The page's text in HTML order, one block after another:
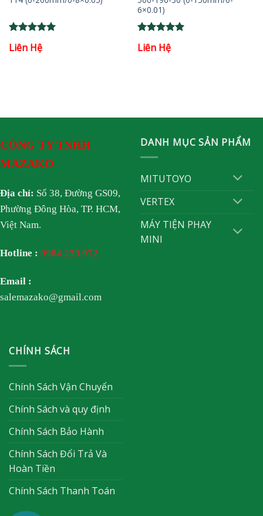
out of 5
Liên Hệ
6×0.01)
out of 5
Liên Hệ
CÔNG TY TNHH
MAZAKO
Địa chỉ: Số 38, Đường GS09,
Phường Đông Hòa, TP. HCM,
Việt Nam.
Hotline : 0984.239.972
Email :
salemazako@gmail.com
DANH MỤC SẢN PHẨM
MITUTOYO
VERTEX
MÁY TIỆN PHAY
MINI
CHÍNH SÁCH
Chính Sách Vận Chuyển
Chính Sách và quy định
Chính Sách Bảo Hành
Chính Sách Đổi Trả Và
Hoàn Tiền
Chính Sách Thanh Toán